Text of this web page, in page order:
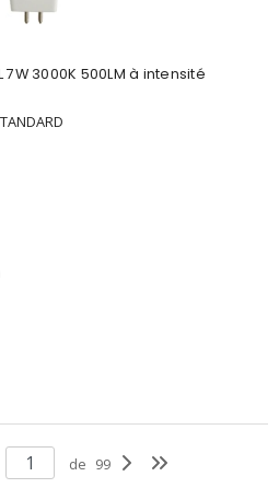
7W 3000K 500LM à intensité
de 99